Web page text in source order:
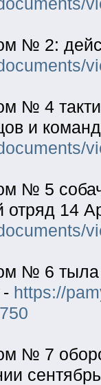
№ 2:
№ 4
и
№ 5
отряд 14
№ 6 тыла
- https://
№ 7